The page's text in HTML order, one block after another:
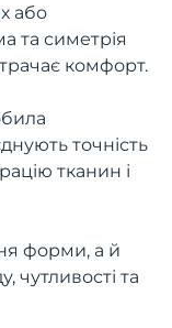
або
та симетрія
комфорт.
точність
тканин і
форми, а й
чутливості та